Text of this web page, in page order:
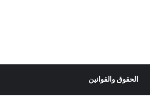
الحقوق والقوانين